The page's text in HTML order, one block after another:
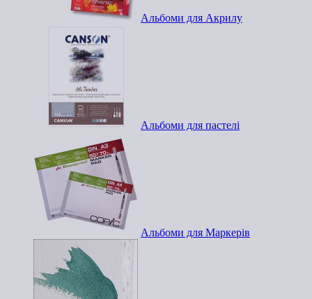
Альбоми для Акрилу
Альбоми для пастелі
Альбоми для Маркерів